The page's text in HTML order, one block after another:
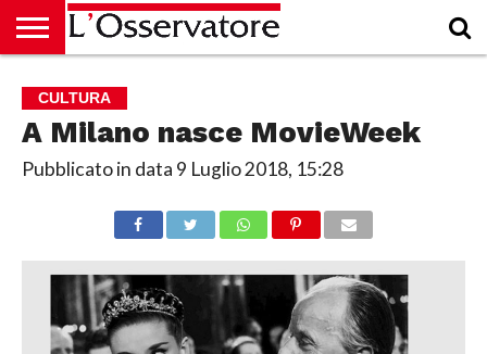
CULTURA
ECONOMIA
RUBRICHE
ARCHIVIO
PODCAST
ABBONAMENTO
CHI
SIAMO
ACCEDI
CULTURA
A Milano nasce MovieWeek
Pubblicato in data 9 Luglio 2018, 15:28